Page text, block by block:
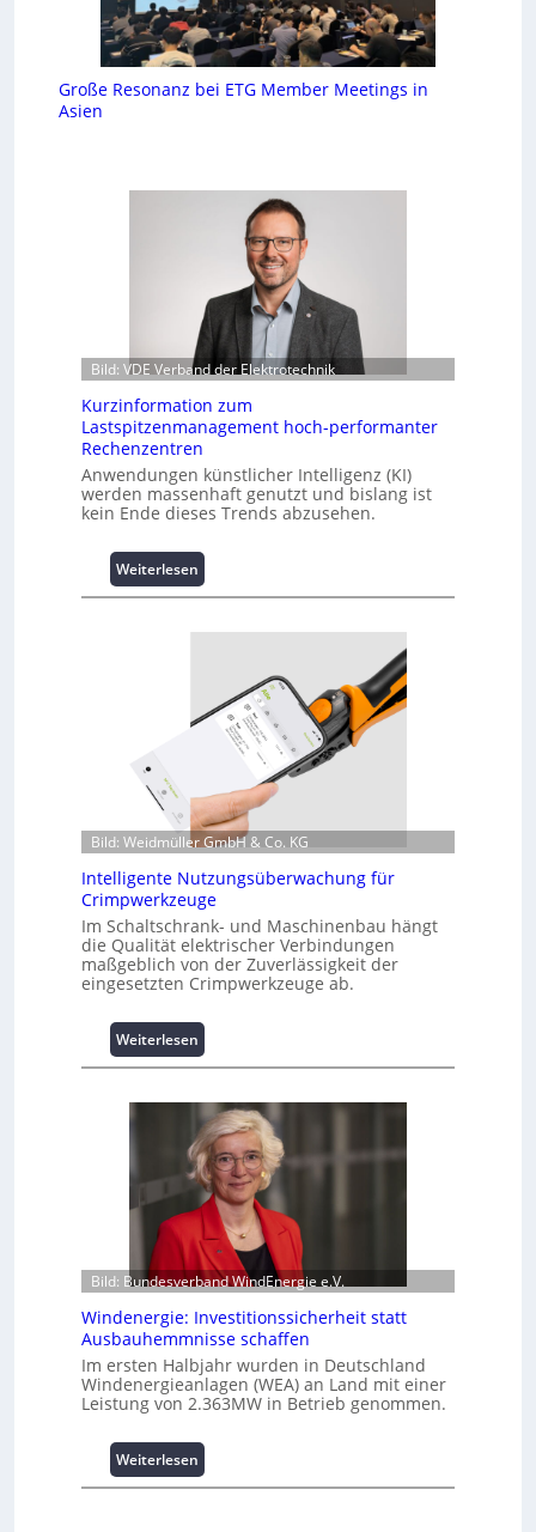
Große Resonanz bei ETG Member Meetings in
Asien
Bild: VDE Verband der Elektrotechnik
Kurzinformation zum
Lastspitzenmanagement hoch-performanter
Rechenzentren
Anwendungen künstlicher Intelligenz (KI)
werden massenhaft genutzt und bislang ist
kein Ende dieses Trends abzusehen.
Weiterlesen
K
r
f
m
a
t
o
n
z
u
m
a
t
i
t
z
e
n
m
a
n
a
g
e
m
e
h
Bild: Weidmüller GmbH & Co. KG
Intelligente Nutzungsüberwachung für
Crimpwerkzeuge
Im Schaltschrank- und Maschinenbau hängt
die Qualität elektrischer Verbindungen
maßgeblich von der Zuverlässigkeit der
eingesetzten Crimpwerkzeuge ab.
Weiterlesen
I
t
e
l
l
g
e
n
t
e
N
u
t
z
n
g
s
Bild: Bundesverband WindEnergie e.V.
Windenergie: Investitionssicherheit statt
Ausbauhemmnisse schaffen
Im ersten Halbjahr wurden in Deutschland
Windenergieanlagen (WEA) an Land mit einer
Leistung von 2.363MW in Betrieb genommen.
Weiterlesen
W